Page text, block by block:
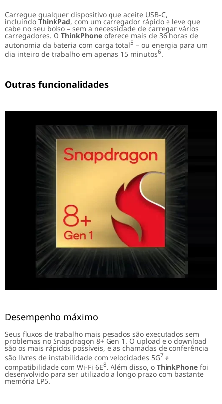
Carregue qualquer dispositivo que aceite USB-C,
incluindo ThinkPad, com um carregador rápido e leve que
cabe no seu bolso – sem a necessidade de carregar vários
carregadores. O ThinkPhone oferece mais de 36 horas de
autonomia da bateria com carga total5 – ou energia para um
dia inteiro de trabalho em apenas 15 minutos6.
Outras funcionalidades
Desempenho máximo
Seus fluxos de trabalho mais pesados são executados sem
problemas no Snapdragon 8+ Gen 1. O upload e o download
são os mais rápidos possíveis, e as chamadas de conferência
são livres de instabilidade com velocidades 5G7 e
compatibilidade com Wi-Fi 6E8. Além disso, o ThinkPhone foi
desenvolvido para ser utilizado a longo prazo com bastante
memória LP5.